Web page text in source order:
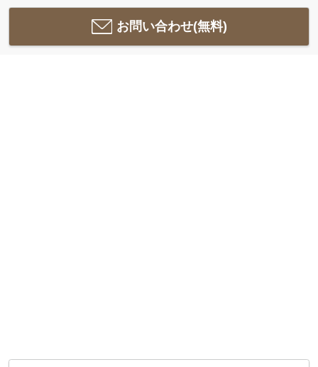
お問い合わせ(無料)